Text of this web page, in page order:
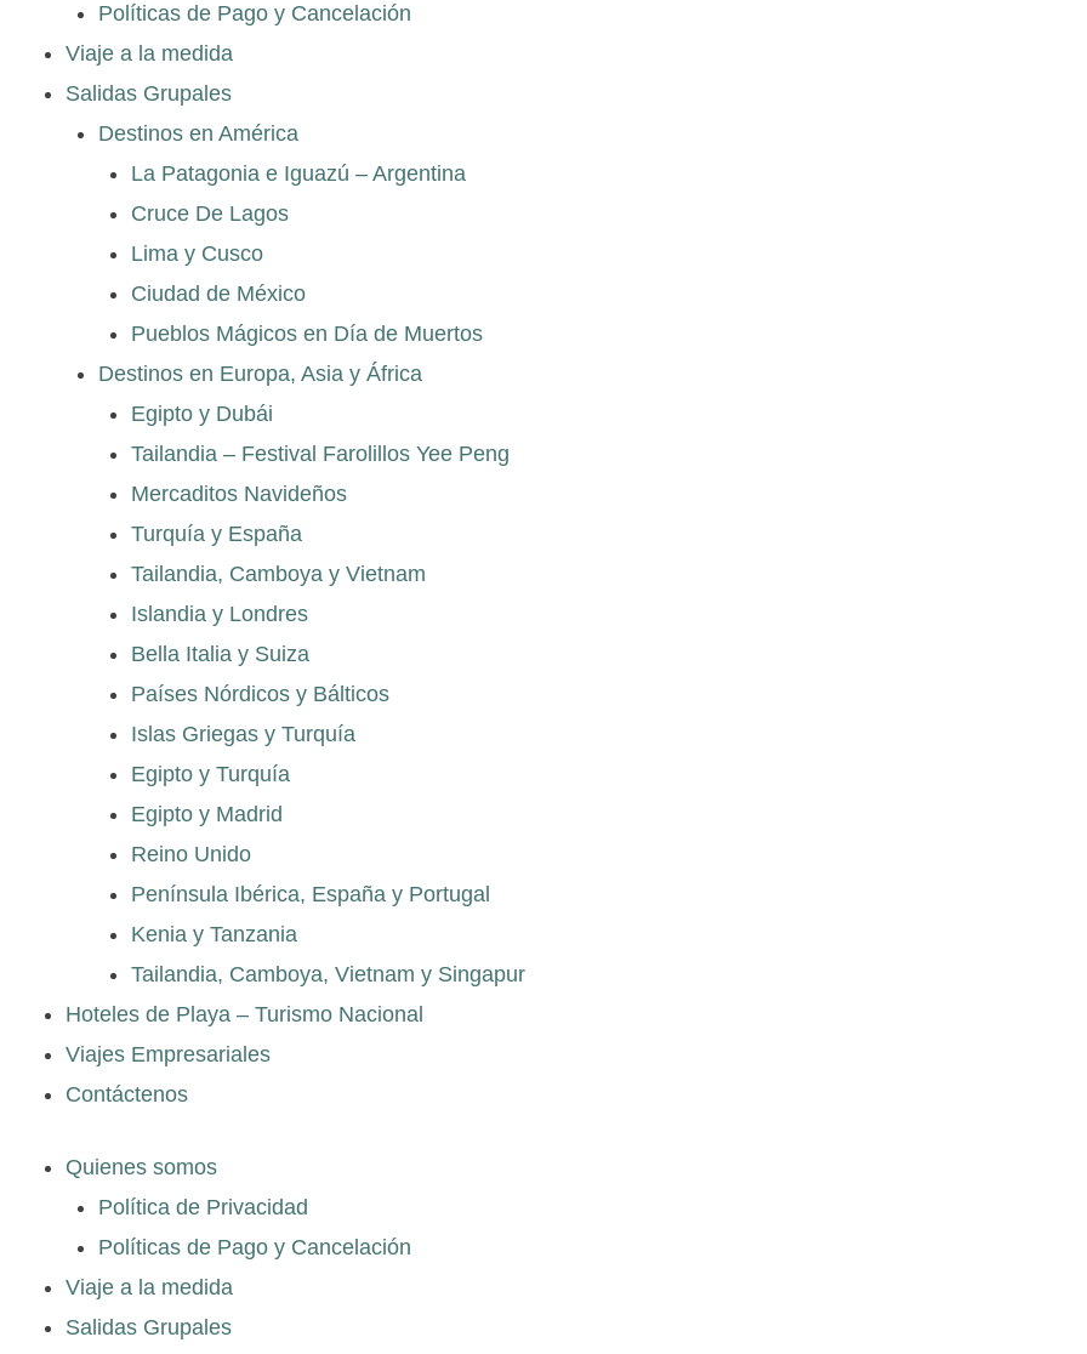
Políticas de Pago y Cancelación
Viaje a la medida
Salidas Grupales
Destinos en América
La Patagonia e Iguazú – Argentina
Cruce De Lagos
Lima y Cusco
Ciudad de México
Pueblos Mágicos en Día de Muertos
Destinos en Europa, Asia y África
Egipto y Dubái
Tailandia – Festival Farolillos Yee Peng
Mercaditos Navideños
Turquía y España
Tailandia, Camboya y Vietnam
Islandia y Londres
Bella Italia y Suiza
Países Nórdicos y Bálticos
Islas Griegas y Turquía
Egipto y Turquía
Egipto y Madrid
Reino Unido
Península Ibérica, España y Portugal
Kenia y Tanzania
Tailandia, Camboya, Vietnam y Singapur
Hoteles de Playa – Turismo Nacional
Viajes Empresariales
Contáctenos
Quienes somos
Política de Privacidad
Políticas de Pago y Cancelación
Viaje a la medida
Salidas Grupales